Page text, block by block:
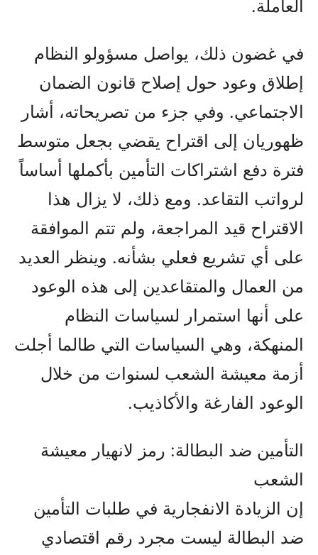
العاملة.
في غضون ذلك، يواصل مسؤولو النظام
إطلاق وعود حول إصلاح قانون الضمان
الاجتماعي. وفي جزء من تصريحاته، أشار
ظهوريان إلى اقتراح يقضي بجعل متوسط
فترة دفع اشتراكات التأمين بأكملها أساساً
لرواتب التقاعد. ومع ذلك، لا يزال هذا
الاقتراح قيد المراجعة، ولم تتم الموافقة
على أي تشريع فعلي بشأنه. وينظر العديد
من العمال والمتقاعدين إلى هذه الوعود
على أنها استمرار لسياسات النظام
المنهكة، وهي السياسات التي طالما أجلت
أزمة معيشة الشعب لسنوات من خلال
الوعود الفارغة والأكاذيب.
التأمين ضد البطالة: رمز لانهيار معيشة
الشعب
إن الزيادة الانفجارية في طلبات التأمين
ضد البطالة ليست مجرد رقم اقتصادي